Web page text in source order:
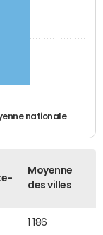
nationale
Moyenne
des villes
1 186